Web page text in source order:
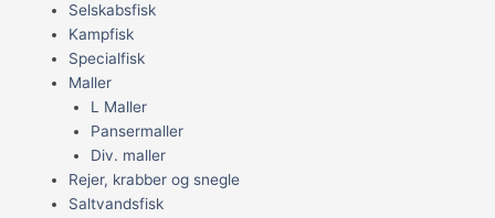
Selskabsfisk
Kampfisk
Specialfisk
Maller
L Maller
Pansermaller
Div. maller
Rejer, krabber og snegle
Saltvandsfisk